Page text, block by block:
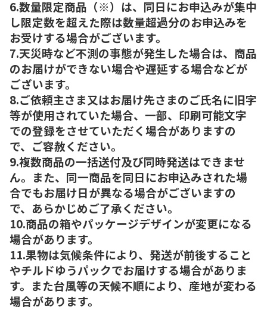
6.数量限定商品（※）は、同日にお申込みが集中
し限定数を超えた際は数量超過分のお申込みを
お受けする場合がございます。
7.天災時など不測の事態が発生した場合は、商品
のお届けができない場合や遅延する場合などが
ございます。
8.ご依頼主さま又はお届け先さまのご氏名に旧字
等が使用されていた場合、一部、印刷可能文字
での登録をさせていただく場合がありますの
で、ご容赦ください。
9.複数商品の一括送付及び同時発送はできませ
ん。また、同一商品を同日にお申込みされた場
合でもお届け日が異なる場合がございますの
で、あらかじめご了承ください。
10.商品の箱やパッケージデザインが変更になる
場合があります。
11.果物は気候条件により、発送が前後すること
やチルドゆうパックでお届けする場合がありま
す。また台風等の天候不順により、産地が変わる
場合があります。